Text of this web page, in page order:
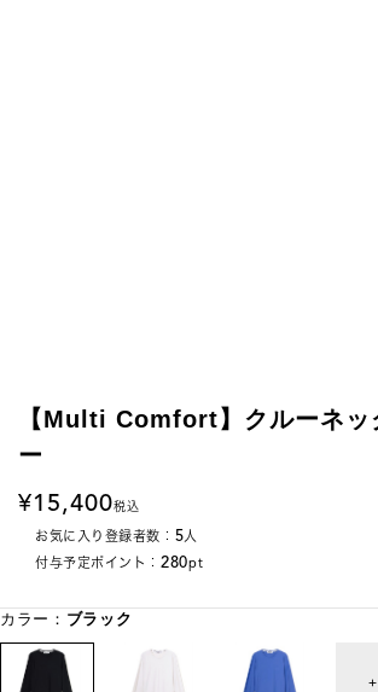
【Multi Comfort】クルーネッ
ー
15,400税込
お気に入り登録者数： 5人
付与予定ポイント： 280pt
カラー： ブラック